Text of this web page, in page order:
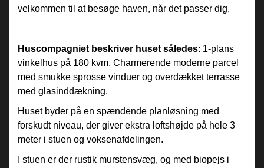
velkommen til at besøge haven, når det passer dig.
Huscompagniet beskriver huset således: 1-plans
vinkelhus på 180 kvm. Charmerende moderne parcel
med smukke sprosse vinduer og overdækket terrasse
med glasinddækning.
Huset byder på en spændende planløsning med
forskudt niveau, der giver ekstra loftshøjde på hele 3
meter i stuen og voksenafdelingen.
I stuen er der rustik murstensvæg, og med biopejs i